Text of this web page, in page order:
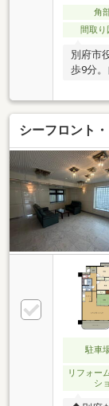
角
間取り
別府市
歩9分
シーフロント
駐車
リフォー
シ